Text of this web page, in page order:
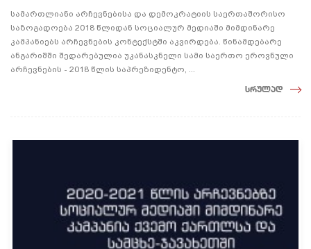
სამართლიანი არჩევნებისა და დემოკრატიის საერთაშორისო
საზოგადოება 2018 წლიდან სოციალურ მედიაში მიმდინარე
კამპანიებს არჩევნების კონტექსტში აკვირდება. წინამდებარე
ანგარიშში შედარებულია უკანასკნელი სამი საერთო ეროვნული
არჩევნების - 2018 წლის საპრეზიდენტო, ...
სრულად